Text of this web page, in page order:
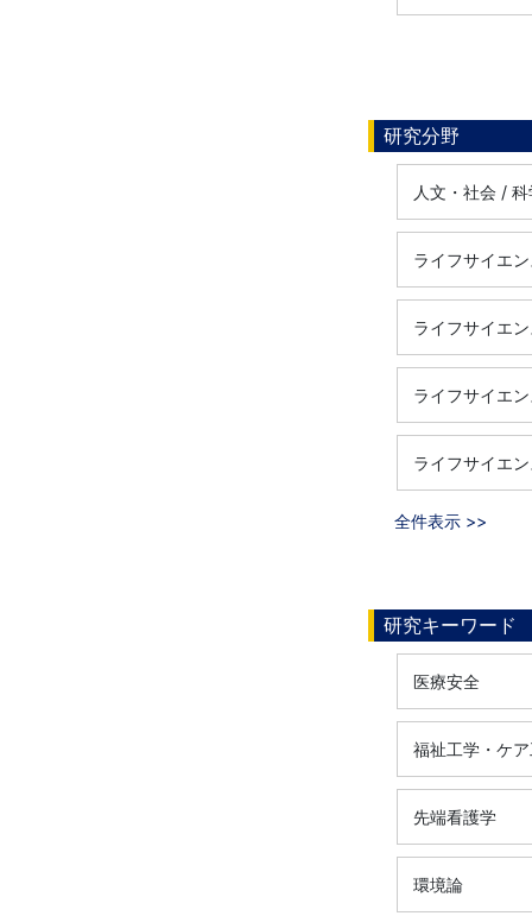
研究分野
人文・社会 /
ライフサイエ
ライフサイエ
ライフサイエ
ライフサイエ
全件表示 >>
研究キーワード
医療安全
福祉工学・ケ
先端看護学
環境論